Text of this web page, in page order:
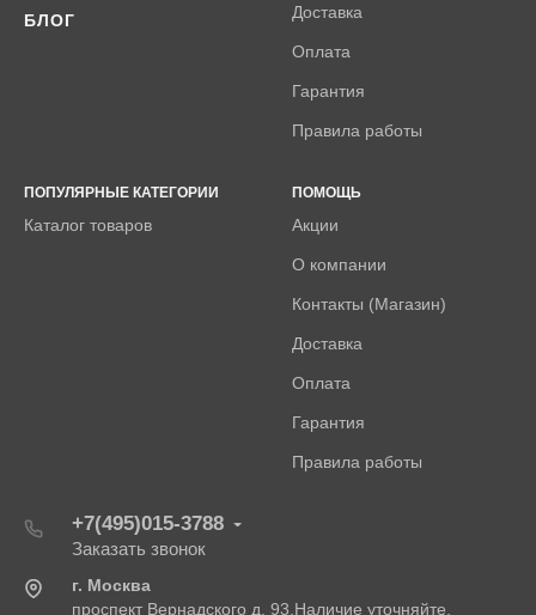
БЛОГ Доставка
Оплата
Гарантия
Правила работы
ПОПУЛЯРНЫЕ КАТЕГОРИИ
Каталог товаров
ПОМОЩЬ
Акции
О компании
Контакты (Магазин)
Доставка
Оплата
Гарантия
Правила работы
+7(495)015-3788
Заказать звонок
г. Москва
проспект Вернадского д. 93.Наличие уточняйте.